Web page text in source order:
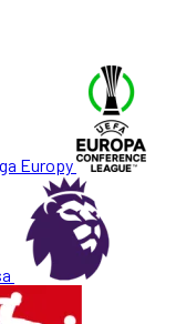
Europy